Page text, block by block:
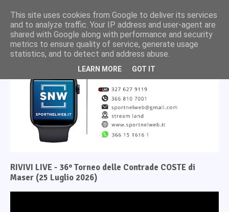
RIVIVI LIVE - 36° Torneo delle Contrade COSTE di
Maser (25 Luglio 2026)
This site uses cookies from Google to deliver its services
and to analyze traffic. Your IP address and user-agent are
shared with Google along with performance and security
metrics to ensure quality of service, generate usage
statistics, and to detect and address abuse.
LEARN MORE GOT IT